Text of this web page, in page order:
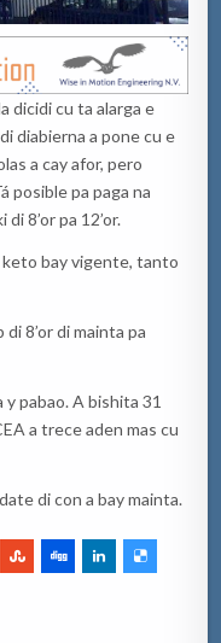
dicidi cu ta alarga e
diabierna a pone cu e
a cay afor, pero
posible pa paga na
8’or pa 12’or.
keto bay vigente, tanto
8’or di mainta pa
y pabao. A bishita 31
a trece aden mas cu
di con a bay mainta.